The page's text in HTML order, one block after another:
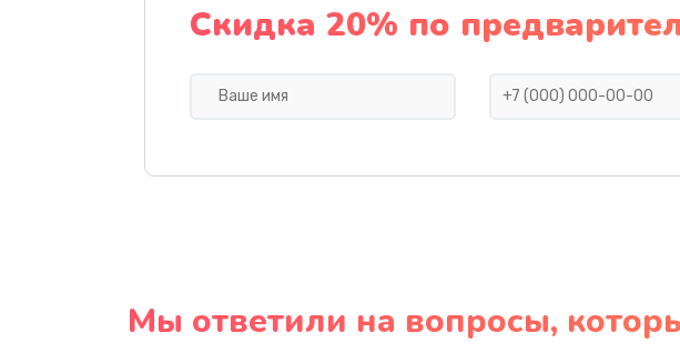
Скидка 20% по
Мы ответили на вопросы,